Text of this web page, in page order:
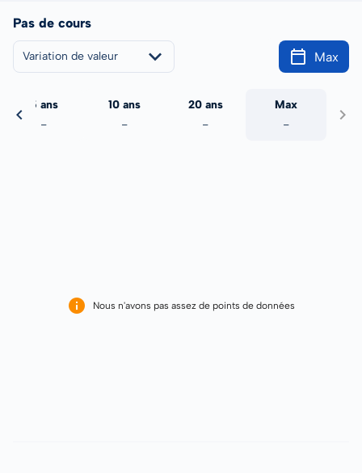
Pas de cours
Variation de valeur Max
5 ans
-
10 ans
-
20 ans
-
Max
-
Nous n'avons pas assez de points de données